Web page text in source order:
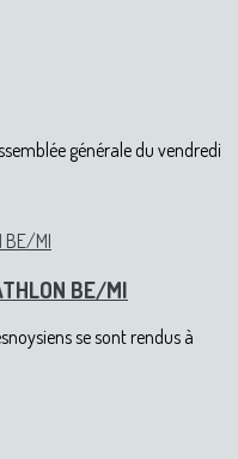
générale du vendredi
BE/MI
se sont rendus à